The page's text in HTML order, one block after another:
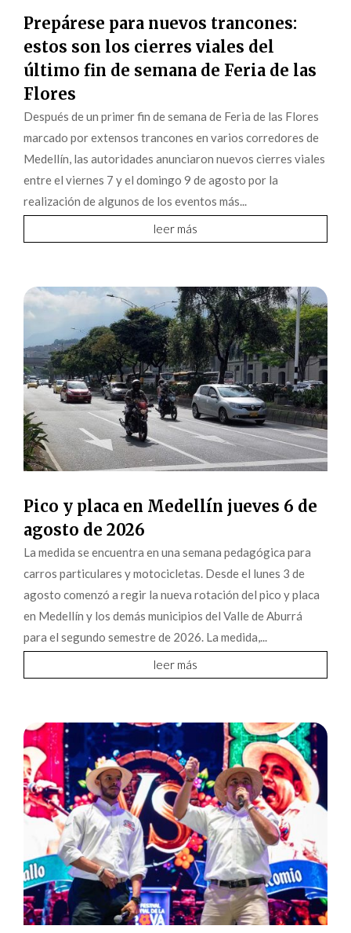
Prepárese para nuevos trancones:
estos son los cierres viales del
último fin de semana de Feria de las
Flores
Después de un primer fin de semana de Feria de las Flores
marcado por extensos trancones en varios corredores de
Medellín, las autoridades anunciaron nuevos cierres viales
entre el viernes 7 y el domingo 9 de agosto por la
realización de algunos de los eventos más...
leer más
Pico y placa en Medellín jueves 6 de
agosto de 2026
La medida se encuentra en una semana pedagógica para
carros particulares y motocicletas. Desde el lunes 3 de
agosto comenzó a regir la nueva rotación del pico y placa
en Medellín y los demás municipios del Valle de Aburrá
para el segundo semestre de 2026. La medida,...
leer más